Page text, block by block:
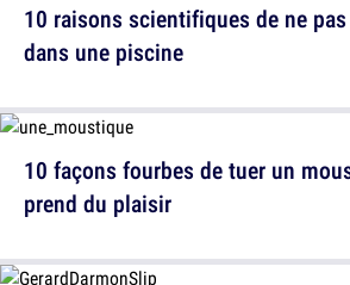
10 raisons scientifiques de ne
dans une piscine
10 façons fourbes de tuer un
prend du plaisir